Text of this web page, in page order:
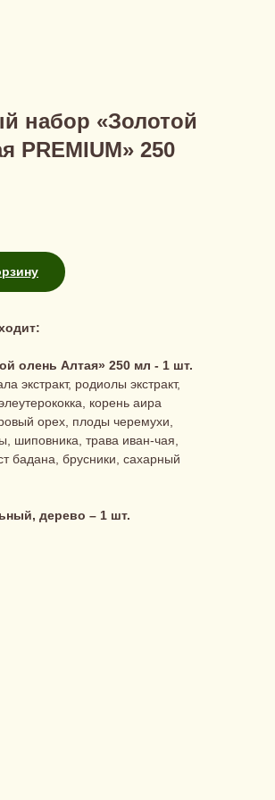
набор «Золотой
PREMIUM» 250
олень Алтая» 250 мл - 1 шт.
экстракт, родиолы экстракт,
корень аира
орех, плоды черемухи,
шиповника, трава иван-чая,
бадана, брусники, сахарный
дерево – 1 шт.